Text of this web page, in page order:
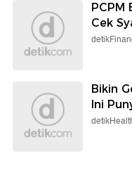
PCPM
Cek
Bikin
Ini